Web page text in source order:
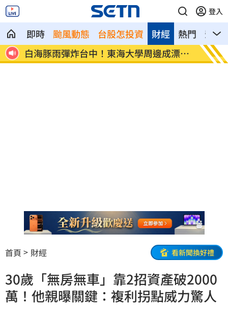
登入
即時 颱風動態 台股怎投資 熱門 影音
財經
回
白海豚雨彈炸台中！東海大學周邊成漂漂
河
前進
首頁 財經 看新聞換好禮
30歲「無房無車」靠2招資產破2000
萬！他親曝關鍵：複利拐點威力驚人